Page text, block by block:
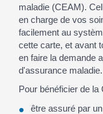
maladie (CEAM).
en charge de vos
facilement au
cette carte, et avant
en faire la demande
d'assurance maladie.
Pour bénéficier de
être assuré par